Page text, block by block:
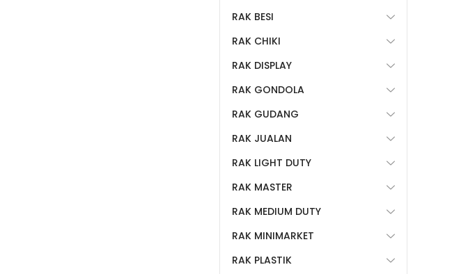
RAK BESI
RAK CHIKI
RAK DISPLAY
RAK GONDOLA
RAK GUDANG
RAK JUALAN
RAK LIGHT DUTY
RAK MASTER
RAK MEDIUM DUTY
RAK MINIMARKET
RAK PLASTIK